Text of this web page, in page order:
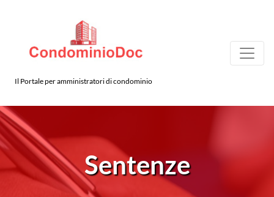
Il Portale per amministratori di condominio
Sentenze